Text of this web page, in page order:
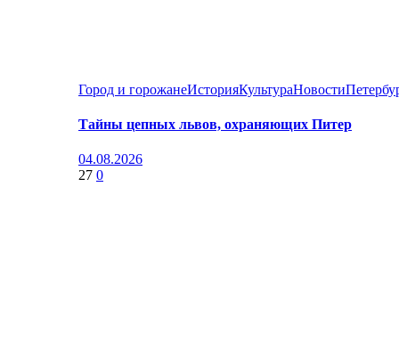
Город и горожанеИсторияКультураНовости
Тайны цепных львов, охраняющих Питер
04.08.2026
27 0